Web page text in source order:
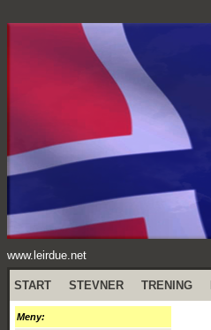
www.leirdue.net
START STEVNER TRENING
Meny: